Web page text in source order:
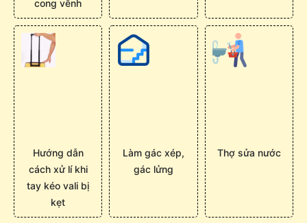
cong vênh
Hướng dẫn
cách xử lí khi
tay kéo vali bị
kẹt
Làm gác xép,
gác lửng
Thợ sửa nước